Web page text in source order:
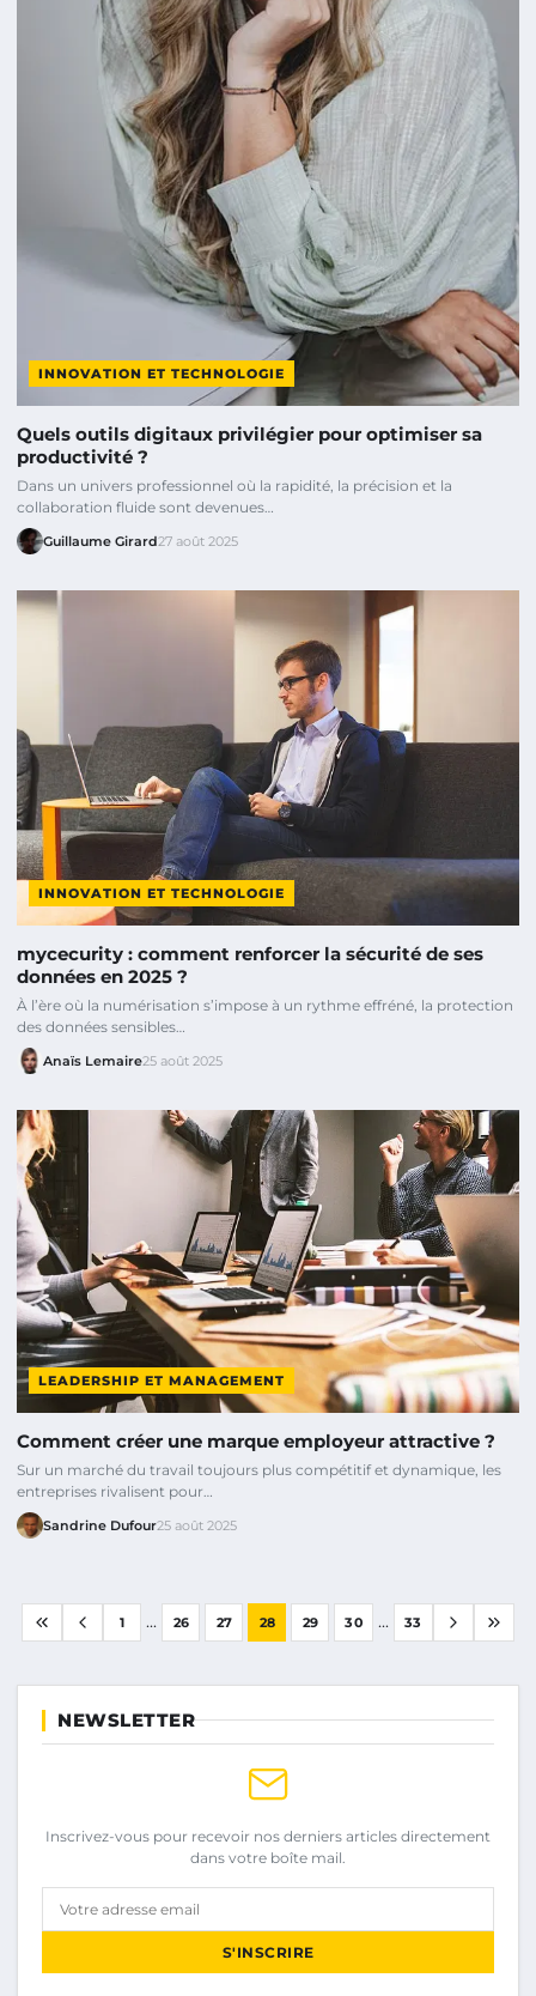
INNOVATION ET TECHNOLOGIE
Quels outils digitaux privilégier pour optimiser sa
productivité ?
Dans un univers professionnel où la rapidité, la précision et la
collaboration fluide sont devenues…
Guillaume Girard27 août 2025
INNOVATION ET TECHNOLOGIE
mycecurity : comment renforcer la sécurité de ses
données en 2025 ?
À l’ère où la numérisation s’impose à un rythme effréné, la protection
des données sensibles…
Anaïs Lemaire25 août 2025
LEADERSHIP ET MANAGEMENT
Comment créer une marque employeur attractive ?
Sur un marché du travail toujours plus compétitif et dynamique, les
entreprises rivalisent pour…
Sandrine Dufour25 août 2025
1 ... 26 27 28 29 30 ... 33
NEWSLETTER
Inscrivez-vous pour recevoir nos derniers articles directement
dans votre boîte mail.
Votre adresse email
S'INSCRIRE